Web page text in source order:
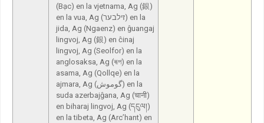
(Bạc) en la vjetnama, Ag (銀)
en la vua, Ag (זילבער) en la
jida, Ag (Ngaenz) en ĝuangaj
lingvoj, Ag (銀) en ĉinaj
lingvoj, Ag (Seolfor) en la
anglosaksa, Ag (ৰূপ) en la
asama, Ag (Qollqe) en la
ajmara, Ag (گوموش) en la
suda azerbajĝana, Ag (चानी)
en biharaj lingvoj, Ag (དངུལ།)
en la tibeta, Ag (Arc’hant) en